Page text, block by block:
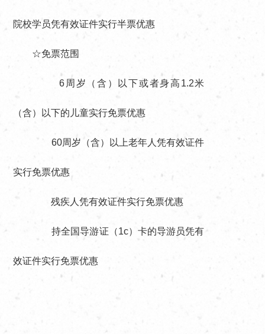
院校学员凭有效证件实行半票优惠
☆免票范围
6周岁（含）以下或者身高1.2米
（含）以下的儿童实行免票优惠
60周岁（含）以上老年人凭有效证件
实行免票优惠
残疾人凭有效证件实行免票优惠
持全国导游证（1c）卡的导游员凭有
效证件实行免票优惠